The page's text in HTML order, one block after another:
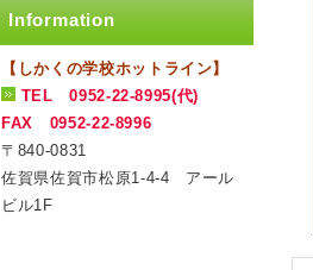
Information
【しかくの学校ホットライン】
TEL 0952-22-8995(代)
FAX 0952-22-8996
〒840-0831
佐賀県佐賀市松原1-4-4 アール
ビル1F